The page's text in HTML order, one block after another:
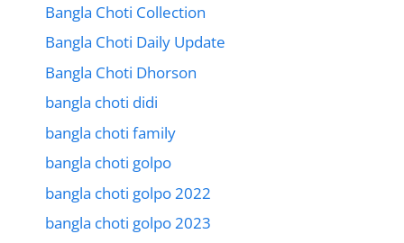
Bangla Choti Collection
Bangla Choti Daily Update
Bangla Choti Dhorson
bangla choti didi
bangla choti family
bangla choti golpo
bangla choti golpo 2022
bangla choti golpo 2023